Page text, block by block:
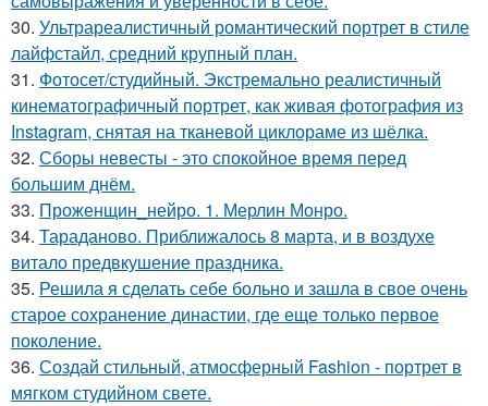
30. Ультрареалистичный романтический портрет в стиле
лайфстайл, средний крупный план.
31. Фотосет/студийный. Экстремально реалистичный
кинематографичный портрет, как живая фотография из
Instagram, снятая на тканевой циклораме из шёлка.
32. Сборы невесты - это спокойное время перед
большим днём.
33. Проженщин_нейро. 1. Мерлин Монро.
34. Тараданово. Приближалось 8 марта, и в воздухе
витало предвкушение праздника.
35. Решила я сделать себе больно и зашла в свое очень
старое сохранение династии, где еще только первое
поколение.
36. Создай стильный, атмосферный Fashion - портрет в
мягком студийном свете.